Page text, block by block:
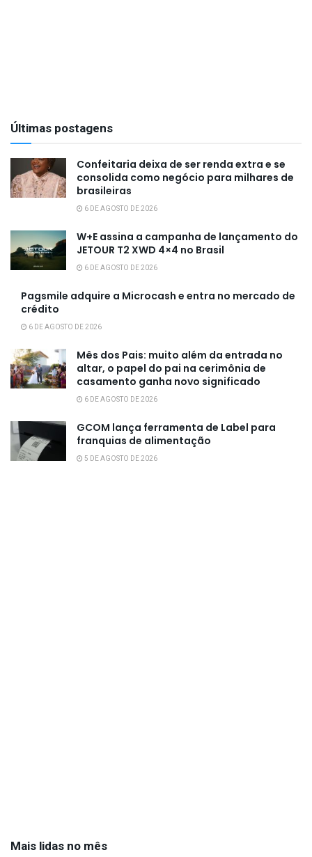
Últimas postagens
Confeitaria deixa de ser renda extra e se
consolida como negócio para milhares de
brasileiras
6 DE AGOSTO DE 2026
W+E assina a campanha de lançamento do
JETOUR T2 XWD 4×4 no Brasil
6 DE AGOSTO DE 2026
Pagsmile adquire a Microcash e entra no mercado de
crédito
6 DE AGOSTO DE 2026
Mês dos Pais: muito além da entrada no
altar, o papel do pai na cerimônia de
casamento ganha novo significado
6 DE AGOSTO DE 2026
GCOM lança ferramenta de Label para
franquias de alimentação
5 DE AGOSTO DE 2026
Mais lidas no mês